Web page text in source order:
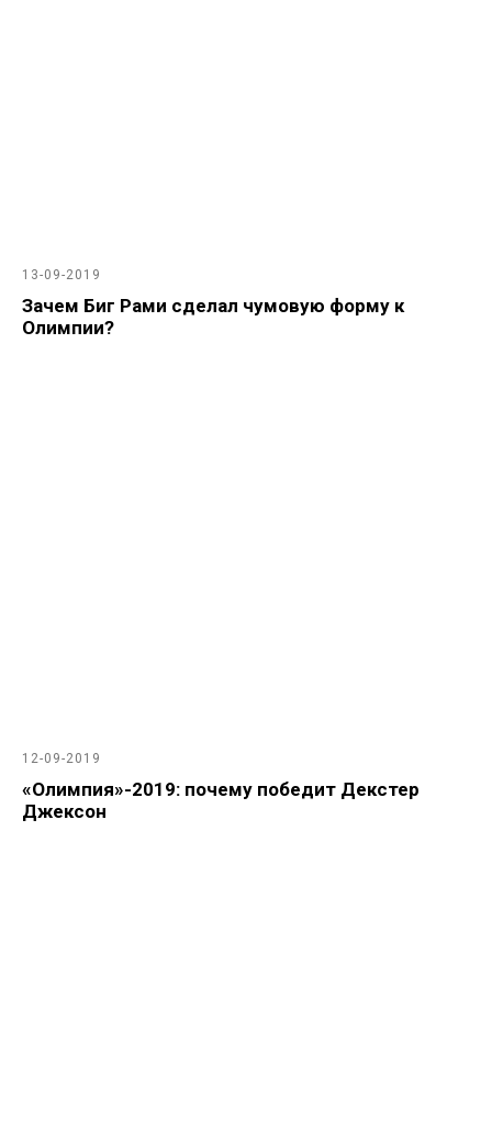
13-09-2019
Зачем Биг Рами сделал чумовую форму к
Олимпии?
12-09-2019
«Олимпия»-2019: почему победит Декстер
Джексон